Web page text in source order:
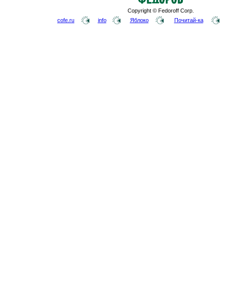
Copyright © Fedoroff Corp.
cofe.ru info Яблоко Почитай-ка